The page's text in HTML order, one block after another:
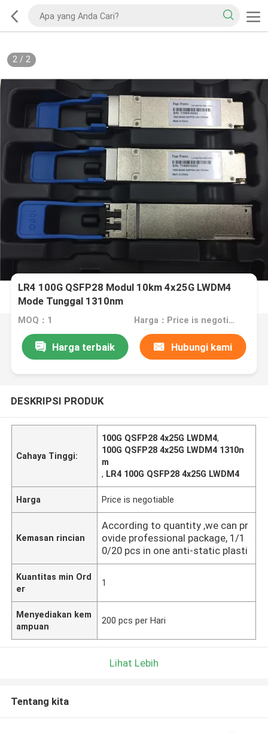
2/ 2
LR4 100G QSFP28 Modul 10km 4x25G LWDM4
Mode Tunggal 1310nm
MOQ：1 Harga：Price is negotiable
Harga terbaik Hubungi kami
DESKRIPSI PRODUK
Cahaya Tinggi:
100G QSFP28 4x25G LWDM4,
100G QSFP28 4x25G LWDM4 1310n
m
, LR4 100G QSFP28 4x25G LWDM4
Harga Price is negotiable
Kemasan rincian
According to quantity ,we can pr
ovide professional package, 1/1
0/20 pcs in one anti-static plasti
Kuantitas min Ord
er
1
Menyediakan kem
ampuan
200 pcs per Hari
Lihat Lebih
Tentang kita